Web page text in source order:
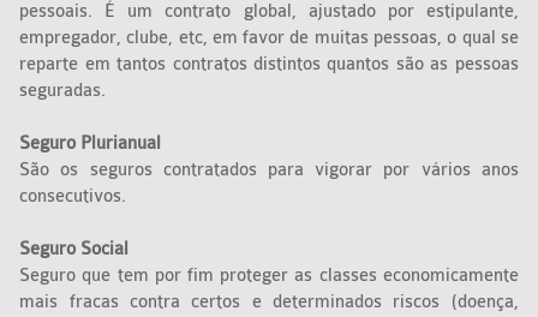
pessoais. É um contrato global, ajustado por estipulante,
empregador, clube, etc, em favor de muitas pessoas, o qual se
reparte em tantos contratos distintos quantos são as pessoas
seguradas.
Seguro Plurianual
São os seguros contratados para vigorar por vários anos
consecutivos.
Seguro Social
Seguro que tem por fim proteger as classes economicamente
mais fracas contra certos e determinados riscos (doença,